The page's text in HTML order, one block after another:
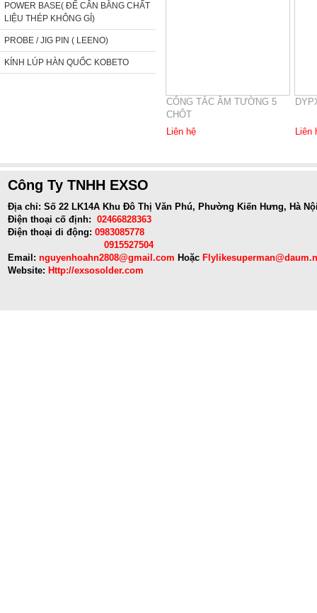
POWER BASE( ĐẾ CÂN BẰNG CHẤT
LIỆU THÉP KHÔNG GỈ)
PROBE / JIG PIN ( LEENO)
KÍNH LÚP HÀN QUỐC KOBETO
CÔNG TẮC ÂM TƯỜNG 5
CHÔT
Liên hệ
Liên
Công Ty TNHH EXSO
Địa chỉ: Số 22 LK14A Khu Đô Thị Văn Phú, Phường Kiến Hưng, Hà
Điện thoại cố định: 02466828363
Điện thoại di động: 0983085778
0915527504
Email: nguyenhoahn2808@gmail.com Hoặc
Website: Http://exsosolder.com